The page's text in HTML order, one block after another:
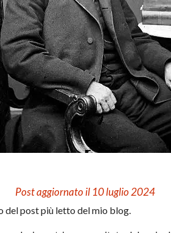
Post aggiornato il 10 luglio 2024
del post più letto del mio blog.